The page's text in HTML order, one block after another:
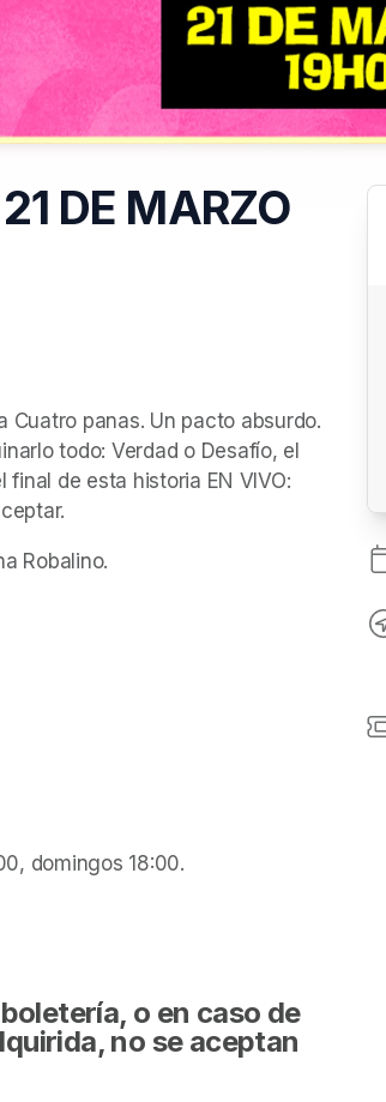
DE MARZO
Cuatro panas. Un pacto absurdo.
todo: Verdad o Desafío, el
de esta historia EN VIVO:
Robalino.
domingos 18:00.
o en caso de
no se aceptan